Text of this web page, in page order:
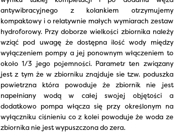
antywibracyjnego z kolankiem otrzymujemy
kompaktowy i o relatywnie małych wymiarach zestaw
hydroforowy. Przy doborze wielkości zbiornika należy
wziąć pod uwagę że dostępna ilość wody między
wyłączeniem pompy a jej ponownym włączeniem to
około 1/3 jego pojemności. Parametr ten związany
jest z tym że w zbiorniku znajduje sie tzw. poduszka
powietrzna która powoduje że zbiornik nie jest
napełniany wodą w całej swojej objętości a
dodatkowo pompa włącza się przy określonym na
wyłączniku ciśnieniu co z kolei powoduje że woda ze
zbiornika nie jest wypuszczona do zera.